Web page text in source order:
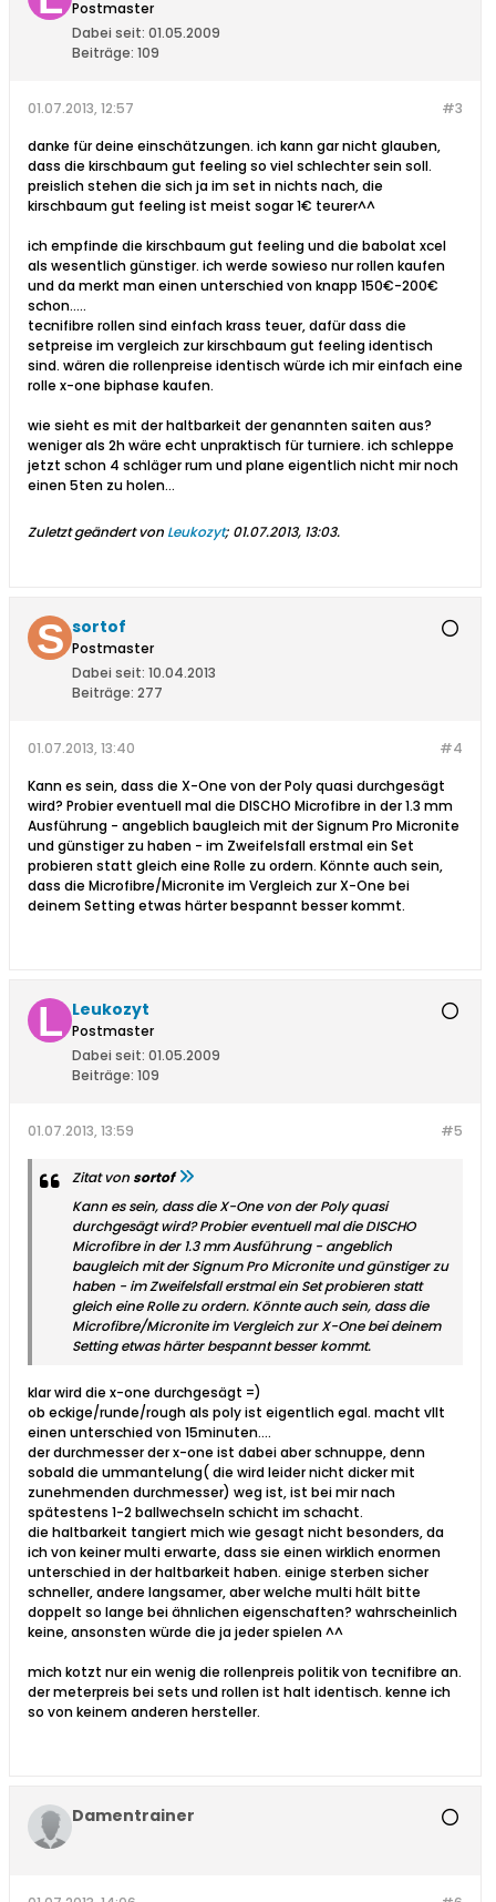
Postmaster
Dabei seit: 01.05.2009
Beiträge: 109
#3
01.07.2013, 12:57
danke für deine einschätzungen. ich kann gar nicht glauben,
dass die kirschbaum gut feeling so viel schlechter sein soll.
preislich stehen die sich ja im set in nichts nach, die
kirschbaum gut feeling ist meist sogar 1€ teurer^^
ich empfinde die kirschbaum gut feeling und die babolat xcel
als wesentlich günstiger. ich werde sowieso nur rollen kaufen
und da merkt man einen unterschied von knapp 150€-200€
schon.....
tecnifibre rollen sind einfach krass teuer, dafür dass die
setpreise im vergleich zur kirschbaum gut feeling identisch
sind. wären die rollenpreise identisch würde ich mir einfach eine
rolle x-one biphase kaufen.
wie sieht es mit der haltbarkeit der genannten saiten aus?
weniger als 2h wäre echt unpraktisch für turniere. ich schleppe
jetzt schon 4 schläger rum und plane eigentlich nicht mir noch
einen 5ten zu holen...
Zuletzt geändert von Leukozyt; 01.07.2013, 13:03.
sortof
Postmaster
Dabei seit: 10.04.2013
Beiträge: 277
#4
01.07.2013, 13:40
Kann es sein, dass die X-One von der Poly quasi durchgesägt
wird? Probier eventuell mal die DISCHO Microfibre in der 1.3 mm
Ausführung - angeblich baugleich mit der Signum Pro Micronite
und günstiger zu haben - im Zweifelsfall erstmal ein Set
probieren statt gleich eine Rolle zu ordern. Könnte auch sein,
dass die Microfibre/Micronite im Vergleich zur X-One bei
deinem Setting etwas härter bespannt besser kommt.
Leukozyt
Postmaster
Dabei seit: 01.05.2009
Beiträge: 109
#5
01.07.2013, 13:59
Zitat von sortof
Kann es sein, dass die X-One von der Poly quasi
durchgesägt wird? Probier eventuell mal die DISCHO
Microfibre in der 1.3 mm Ausführung - angeblich
baugleich mit der Signum Pro Micronite und günstiger zu
haben - im Zweifelsfall erstmal ein Set probieren statt
gleich eine Rolle zu ordern. Könnte auch sein, dass die
Microfibre/Micronite im Vergleich zur X-One bei deinem
Setting etwas härter bespannt besser kommt.
klar wird die x-one durchgesägt =)
ob eckige/runde/rough als poly ist eigentlich egal. macht vllt
einen unterschied von 15minuten....
der durchmesser der x-one ist dabei aber schnuppe, denn
sobald die ummantelung( die wird leider nicht dicker mit
zunehmenden durchmesser) weg ist, ist bei mir nach
spätestens 1-2 ballwechseln schicht im schacht.
die haltbarkeit tangiert mich wie gesagt nicht besonders, da
ich von keiner multi erwarte, dass sie einen wirklich enormen
unterschied in der haltbarkeit haben. einige sterben sicher
schneller, andere langsamer, aber welche multi hält bitte
doppelt so lange bei ähnlichen eigenschaften? wahrscheinlich
keine, ansonsten würde die ja jeder spielen ^^
mich kotzt nur ein wenig die rollenpreis politik von tecnifibre an.
der meterpreis bei sets und rollen ist halt identisch. kenne ich
so von keinem anderen hersteller.
Damentrainer